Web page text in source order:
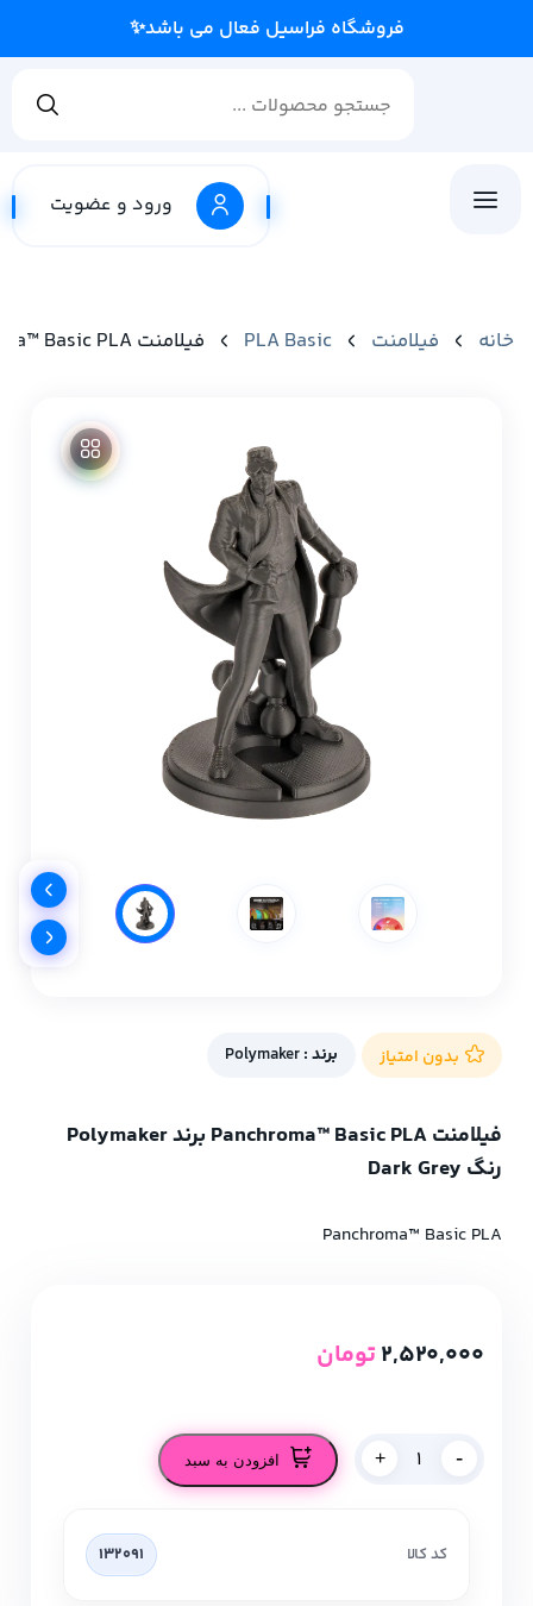
فروشگ
ورود و عضویت
خانه فیلامنت PLA Basic فیلامنت Panchroma™ Basic PLA برند Polymaker رنگ Dark Grey
بدون امتیاز برند :Polymaker
فیلامنت Panchroma™ Basic PLA برند Polymaker
رنگ Dark Grey
Panchroma™ Basic PLA
2,520,000تومان
-
+ افزودن به سبد
کد کالا 132091